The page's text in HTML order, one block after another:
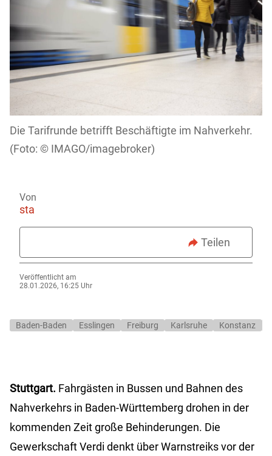
Die Tarifrunde betrifft Beschäftigte im Nahverkehr.
IMAGO/imagebroker)
Von
sta
Teilen
Veröffentlicht am
28.01.2026, 16:25 Uhr
Baden-Baden Esslingen Freiburg Karlsruhe Konstanz
Stuttgart. Fahrgästen in Bussen und Bahnen des
Nahverkehrs in Baden-Württemberg drohen in der
kommenden Zeit große Behinderungen. Die
Gewerkschaft Verdi denkt über Warnstreiks vor der